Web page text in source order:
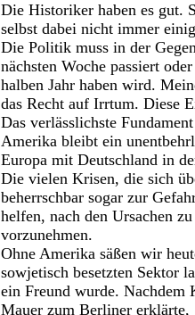
Die Historiker haben es gut.
selbst dabei nicht immer
Die Politik muss in der
nächsten Woche passiert
halben Jahr haben wird.
das Recht auf Irrtum. Diese
Das verlässlichste
Amerika bleibt ein
Europa mit Deutschland in
Die vielen Krisen, die sich
beherrschbar sogar zur
helfen, nach den Ursachen
vorzunehmen.
Ohne Amerika säßen wir
sowjetisch besetzten Sektor
ein Freund wurde. Nachdem
Mauer zum Berliner